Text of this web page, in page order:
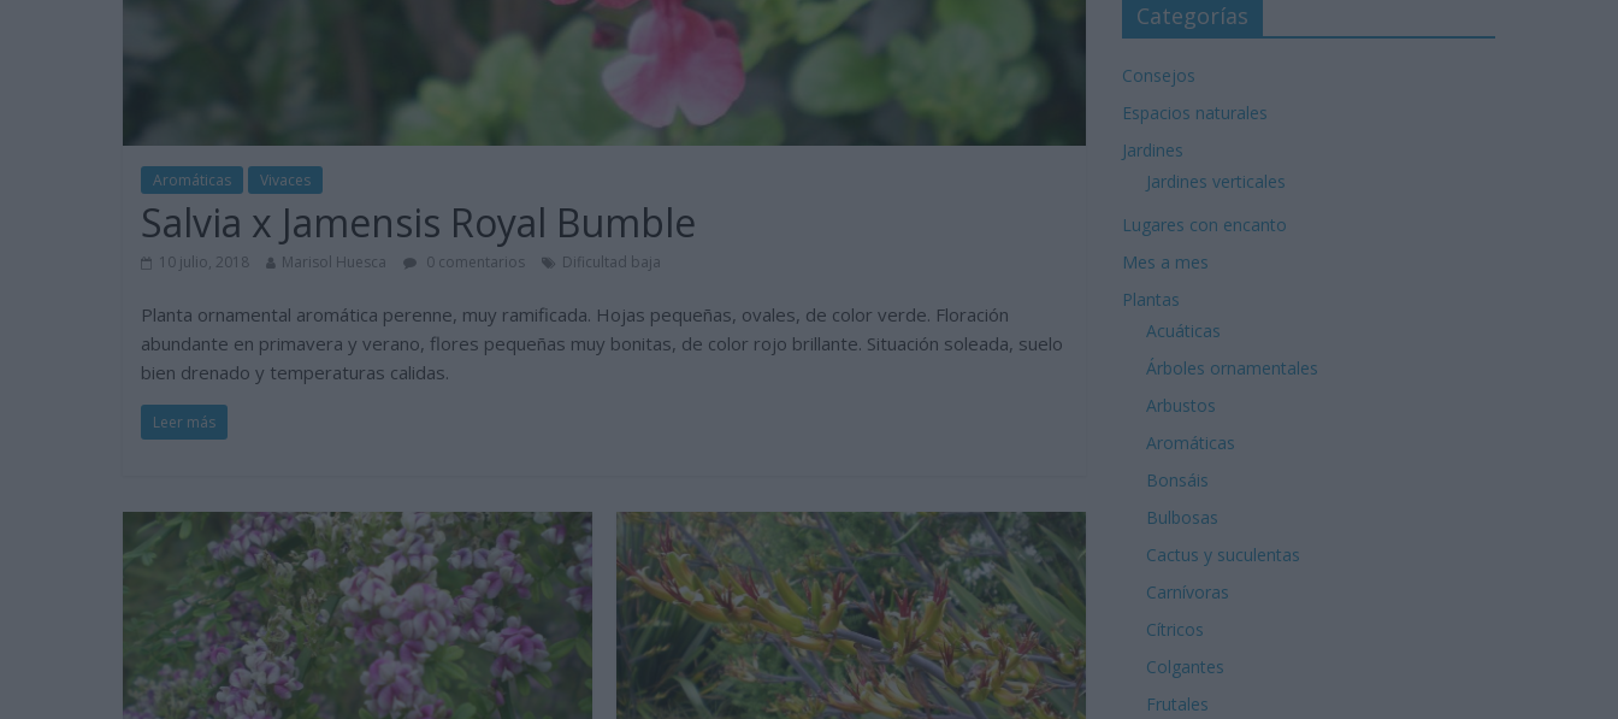
Aromáticas Vivaces
Salvia x Jamensis Royal Bumble
10 julio, 2018 Marisol Huesca 0 comentarios Dificultad baja
Planta ornamental aromática perenne, muy ramificada. Hojas pequeñas, ovales, de color verde. Floración
abundante en primavera y verano, flores pequeñas muy bonitas, de color rojo brillante. Situación soleada, suelo
bien drenado y temperaturas calidas.
Leer más
Categorías
Consejos
Espacios naturales
Jardines
Jardines verticales
Lugares con encanto
Mes a mes
Plantas
Acuáticas
Árboles ornamentales
Arbustos
Aromáticas
Bonsáis
Bulbosas
Cactus y suculentas
Carnívoras
Cítricos
Colgantes
Frutales